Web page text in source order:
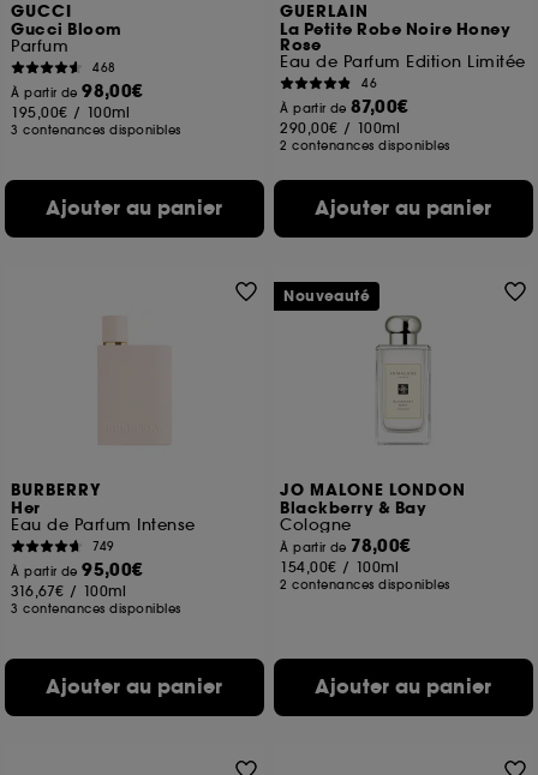
GUCCI
Gucci Bloom
Parfum
468
À partir de98,00€
195,00€ / 100ml
3 contenances disponibles
Ajouter au panier
GUERLAIN
La Petite Robe Noire Honey
Rose
Eau de Parfum Edition Limitée
46
À partir de87,00€
290,00€ / 100ml
2 contenances disponibles
Ajouter au panier
BURBERRY
Her
Eau de Parfum Intense
749
À partir de95,00€
316,67€ / 100ml
3 contenances disponibles
Ajouter au panier
JO MALONE LONDON
Blackberry & Bay
Cologne
À partir de 78,00€
154,00€ / 100ml
2 contenances disponibles
Ajouter au panier
Nouveauté